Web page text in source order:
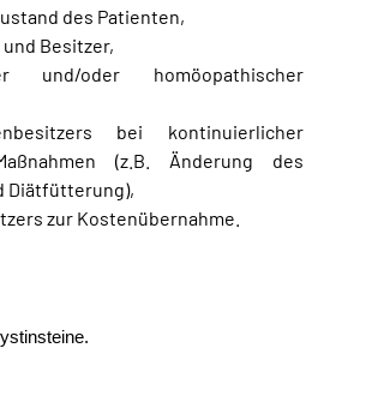
des Patienten,
Besitzer,
und/oder homöopathischer
bei kontinuierlicher
(z.B. Änderung des
Diätfütterung),
zur Kostenübernahme.